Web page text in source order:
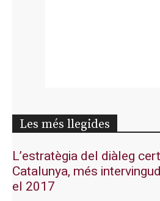
Les més llegides
L’estratègia del diàleg
Catalunya, més
el 2017